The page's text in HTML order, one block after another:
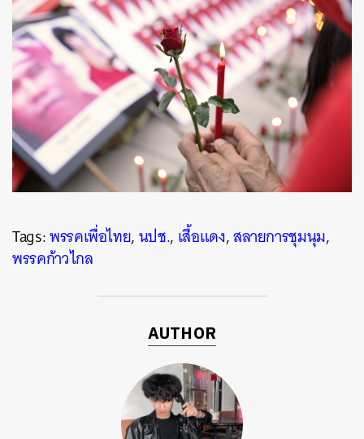
Tags:พรรคเพื่อไทย,นปช., เสื้อแดง,สลายการชุมนุม,
พรรคก้าวไกล
AUTHOR